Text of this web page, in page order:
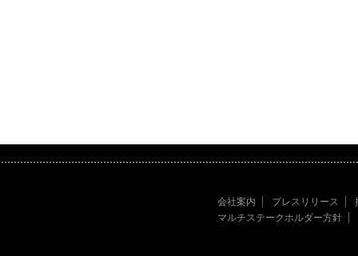
会社案内 プレスリリース
マルチステークホルダー方針